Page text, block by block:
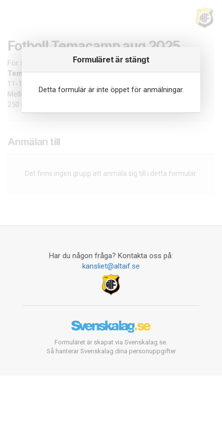
Formuläret är stängt
Detta formulär är inte öppet för anmälningar.
Fotboll Temacamp aug 2025
För spelare födda 2011-2014
TemacampÄlta IP
11-15 augusti 9.00-13.00.
Mellis 11.00-11.30
250 kronor/dag
Anmälan till
Det finns ingen grupp att anmäla sig till i detta formulär.
Har du någon fråga? Kontakta oss på:
kansliet@altaif.se
Formuläret är skapat via Svenskalag.se.
Så hanterar Svenskalag dina personuppgifter